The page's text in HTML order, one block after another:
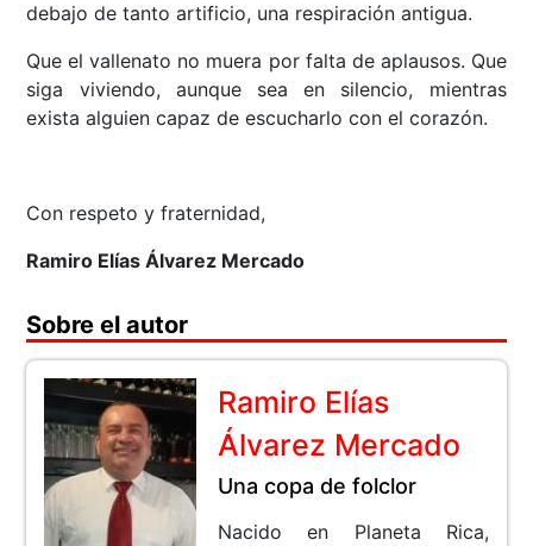
debajo de tanto artificio, una respiración antigua.
Que el vallenato no muera por falta de aplausos. Que
siga viviendo, aunque sea en silencio, mientras
exista alguien capaz de escucharlo con el corazón.
Con respeto y fraternidad,
Ramiro Elías Álvarez Mercado
Sobre el autor
Ramiro Elías
Álvarez Mercado
Una copa de folclor
Nacido en Planeta Rica,